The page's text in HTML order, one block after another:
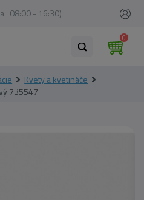
08:00 - 16:30)
0
Kvety a kvetináče
735547